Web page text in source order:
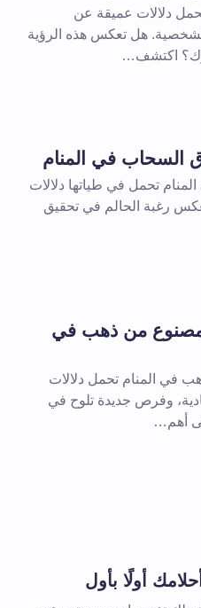
دلالات عميقة عن
هل تعكس هذه الرؤية
اكتشف…
السحاب في المنام
تحمل في طياتها دلالات
رغبة الحالم في تحقيق
من ذهب في
في المنام تحمل دلالات
وفرص جديدة تلوح في
أهم…
أولًا بأول